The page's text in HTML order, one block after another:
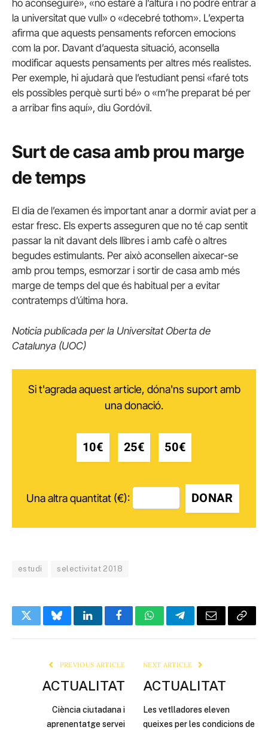
ho aconseguiré», «no estaré a l’altura i no podré entrar a
la universitat que vull» o «decebré tothom». L’experta
afirma que aquests pensaments reforcen emocions
com la por. Davant d’aquesta situació, aconsella
modificar aquests pensaments per altres més realistes.
Per exemple, hi ajudarà que l’estudiant pensi «faré tots
els possibles perquè surti bé» o «m’he preparat bé per
a arribar fins aquí», diu Gordóvil.
Surt de casa amb prou marge
de temps
El dia de l’examen és important anar a dormir aviat per a
estar fresc. Els experts asseguren que no té cap sentit
passar la nit davant dels llibres i amb cafè o altres
begudes estimulants. Per això aconsellen aixecar-se
amb prou temps, esmorzar i sortir de casa amb més
marge de temps del que és habitual per a evitar
contratemps d’última hora.
Noticia publicada per la Universitat Oberta de
Catalunya (UOC)
Si t'agrada aquest article, dóna'ns suport amb
una donació.
10€ 25€ 50€
Una altra quantitat (€): DONAR
estudi selectivitat 2018
TwitterBlueskyLinkedInFacebookWhatsAppTelegramEmail Copy
PREVIOUS ARTICLE
ACTUALITAT
Ciència ciutadana i
aprenentatge servei
NEXT ARTICLE
ACTUALITAT
Les vetlladores eleven
queixes per les condicions de